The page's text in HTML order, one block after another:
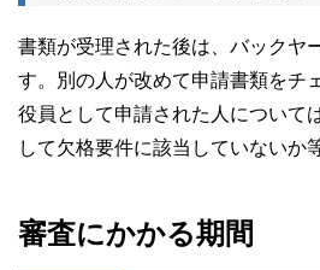
書類が受理された後は、バックヤ
す。別の人が改めて申請書類をチ
役員として申請された人について
して欠格要件に該当していないか
審査にかかる期間